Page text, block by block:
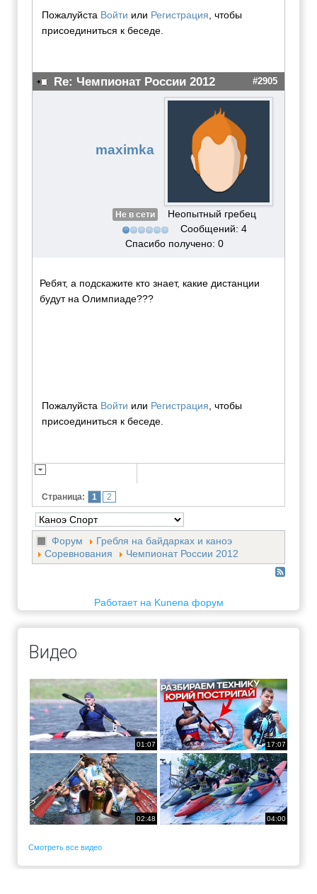
Пожалуйста Войти или Регистрация , чтобы
присоединиться к беседе.
Re: Чемпионат России 2012 #2905
maximka
Не в сети
Неопытный гребец
Сообщений: 4
Спасибо получено: 0
Ребят, а подскажите кто знает, какие дистанции
будут на Олимпиаде???
Пожалуйста Войти или Регистрация, чтобы
присоединиться к беседе.
Страница: 1 2
Форум
Гребля на байдарках и каноэ
Соревнования
Чемпионат России 2012
Работает на Kunena форум
Видео
01:07 17:07
02:48 04:00
Смотреть все видео